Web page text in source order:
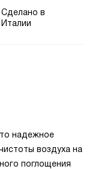
Сделано в
Италии
надежное
воздуха на
поглощения